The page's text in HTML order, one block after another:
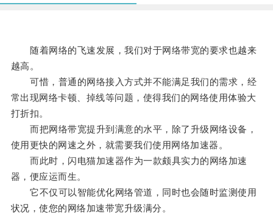
随着网络的飞速发展，我们对于网络带宽的要求也越来
越高。
可惜，普通的网络接入方式并不能满足我们的需求，经
常出现网络卡顿、掉线等问题，使得我们的网络使用体验大
打折扣。
而把网络带宽提升到满意的水平，除了升级网络设备，
使用更快的网速之外，就需要我们使用网络加速器。
而此时，闪电猫加速器作为一款颇具实力的网络加速
器，便应运而生。
它不仅可以智能优化网络管道，同时也会随时监测使用
状况，使您的网络加速带宽升级满分。